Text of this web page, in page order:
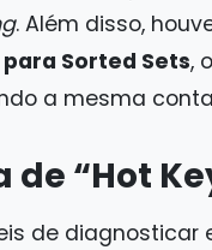
. Além disso,
para Sorted Sets,
a mesma
“Hot
de diagnosticar